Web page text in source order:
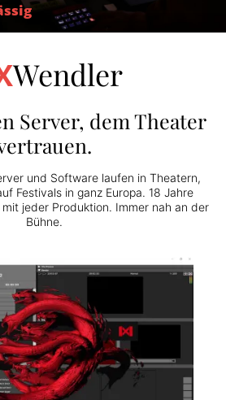
Wendler
Server, dem Theater
und Software laufen in Theatern,
Festivals in ganz Europa. 18 Jahre
jeder Produktion. Immer nah an der
Bühne.